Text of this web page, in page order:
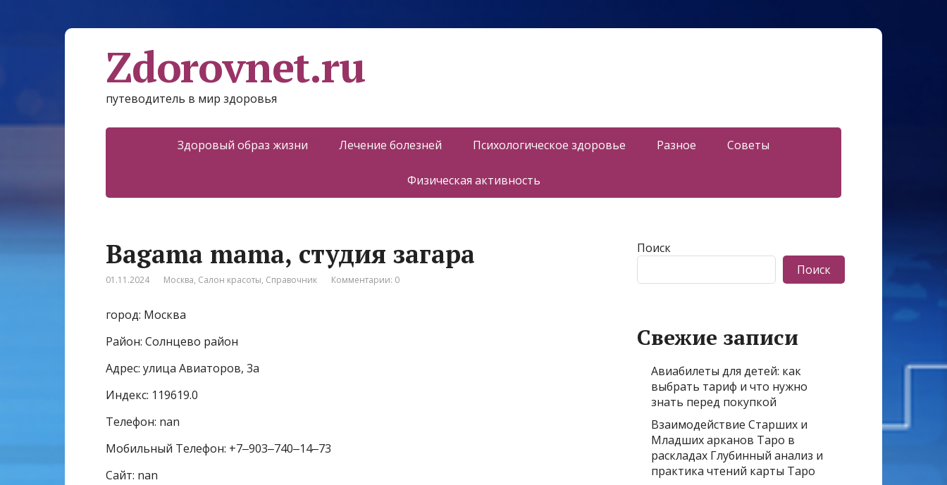
Zdorovnet.ru
путеводитель в мир здоровья
Здоровый образ жизни Лечение болезней Психологическое здоровье Разное Советы
Физическая активность
Bagama mama, студия загара
01.11.2024 Москва, Салон красоты, Справочник Комментарии: 0
город: Москва
Район: Солнцево район
Адрес: улица Авиаторов, 3а
Индекс: 119619.0
Телефон: nan
Мобильный Телефон: +7‒903‒740‒14‒73
Сайт: nan
Поиск
Поиск
Свежие записи
Авиабилеты для детей: как
выбрать тариф и что нужно
знать перед покупкой
Взаимодействие Старших и
Младших арканов Таро в
раскладах Глубинный анализ и
практика чтений карты Таро